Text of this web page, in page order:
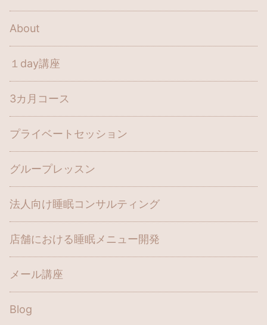
About
１day講座
3カ月コース
プライベートセッション
グループレッスン
法人向け睡眠コンサルティング
店舗における睡眠メニュー開発
メール講座
Blog